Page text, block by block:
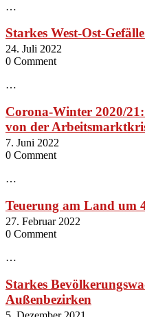
…
Starkes West-Ost-
24. Juli 2022
0 Comment
…
Corona-Winter 2020/
von der
7. Juni 2022
0 Comment
…
Teuerung am Land um
27. Februar 2022
0 Comment
…
Starkes
Außenbezirken